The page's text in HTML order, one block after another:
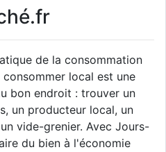
de la consommation
local est une
bon endroit : trouver un
un producteur local, un
vide-grenier. Avec Jours-
du bien à l'économie